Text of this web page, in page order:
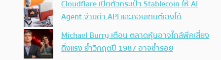
Cloudflare เปิดตัวกระเป๋า Stablecoin ให้ AI
Agent จ่ายค่า API และคอนเทนต์เองได้
Michael Burry เตือน ตลาดหุ้นอาจใกล้พีคเสี่ยง
ดิ่งแรง ย้ำวิกฤตปี 1987 อาจซ้ำรอย